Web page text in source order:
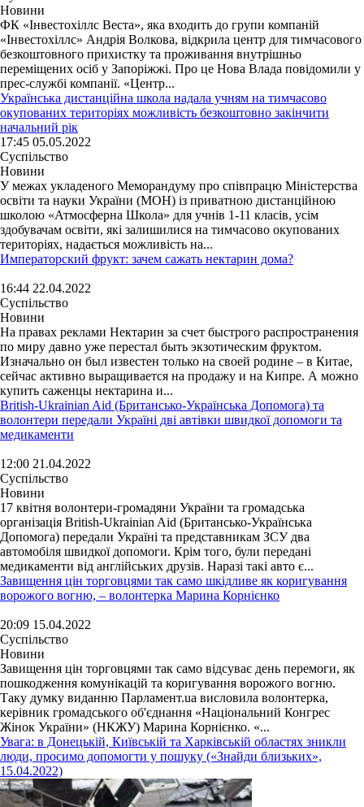
Новини
ФК «Інвестохіллс Веста», яка входить до групи компаній
«Інвестохіллс» Андрія Волкова, відкрила центр для тимчасового
безкоштовного прихистку та проживання внутрішньо
переміщених осіб у Запоріжжі. Про це Нова Влада повідомили у
прес-службі компанії. «Центр...
Українська дистанційна школа надала учням на тимчасово
окупованих територіях можливість безкоштовно закінчити
начальний рік
17:45 05.05.2022
Суспільство
Новини
У межах укладеного Меморандуму про співпрацю Міністерства
освіти та науки України (МОН) із приватною дистанційною
школою «Атмосферна Школа» для учнів 1-11 класів, усім
здобувачам освіти, які залишилися на тимчасово окупованих
територіях, надається можливість на...
Императорский фрукт: зачем сажать нектарин дома?
16:44 22.04.2022
Суспільство
Новини
На правах реклами Нектарин за счет быстрого распространения
по миру давно уже перестал быть экзотическим фруктом.
Изначально он был известен только на своей родине – в Китае,
сейчас активно выращивается на продажу и на Кипре. А можно
купить саженцы нектарина и...
British-Ukrainian Aid (Британсько-Українська Допомога) та
волонтери передали Україні дві автівки швидкої допомоги та
медикаменти
12:00 21.04.2022
Суспільство
Новини
17 квітня волонтери-громадяни України та громадська
організація British-Ukrainian Aid (Британсько-Українська
Допомога) передали Україні та представникам ЗСУ два
автомобіля швидкої допомоги. Крім того, були передані
медикаменти від англійських друзів. Наразі такі авто є...
Завищення цін торговцями так само шкідливе як коригування
ворожого вогню, – волонтерка Марина Корнієнко
20:09 15.04.2022
Суспільство
Новини
Завищення цін торговцями так само відсуває день перемоги, як
пошкодження комунікацій та коригування ворожого вогню.
Таку думку виданню Парламент.ua висловила волонтерка,
керівник громадського об'єднання «Національний Конгрес
Жінок України» (НКЖУ) Марина Корнієнко. «...
Увага: в Донецькій, Київській та Харківській областях зникли
люди, просимо допомогти у пошуку («Знайди близьких»,
15.04.2022)